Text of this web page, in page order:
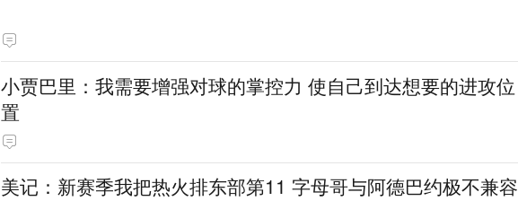
小贾巴里：我需要增强对球的掌控力 使自己到达想要的进攻位
置
美记：新赛季我把热火排东部第11 字母哥与阿德巴约极不兼容